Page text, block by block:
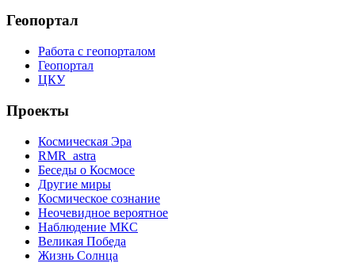
Геопортал
Работа с геопорталом
Геопортал
ЦКУ
Проекты
Космическая Эра
RMR_astra
Беседы о Космосе
Другие миры
Космическое сознание
Неочевидное вероятное
Наблюдение МКС
Великая Победа
Жизнь Солнца